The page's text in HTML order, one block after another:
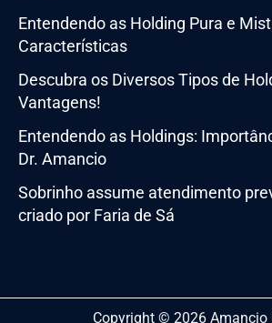
Entendendo as Holding Pura e
Características
Descubra os Diversos Tipos de
Vantagens!
Entendendo as Holdings:
Dr. Amancio
Sobrinho assume atendimento
criado por Faria de Sá
Copyright © 2026 Amancio